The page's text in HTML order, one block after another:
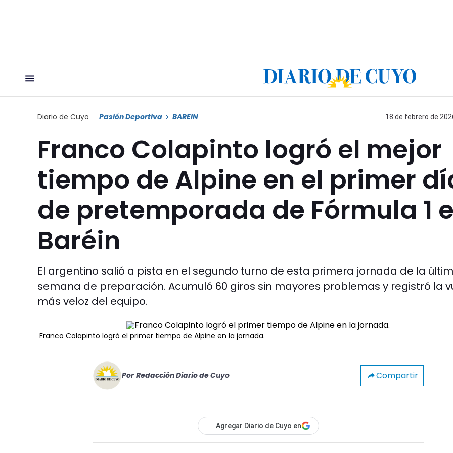
Diario de Cuyo Pasión Deportiva BAREIN 18 de febrero de
Franco Colapinto logró el mejor
tiempo de Alpine en el primer
de pretemporada de Fórmula 1
Baréin
El argentino salió a pista en el segundo turno de esta primera jornada de la
semana de preparación. Acumuló 60 giros sin mayores problemas y registró la
más veloz del equipo.
Franco Colapinto logró el primer tiempo de Alpine en la jornada.
Por Redacción Diario de Cuyo Compartir
Agregar Diario de Cuyo en